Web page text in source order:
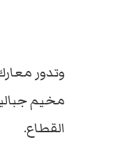
وتدور
مخيم
القطاع.